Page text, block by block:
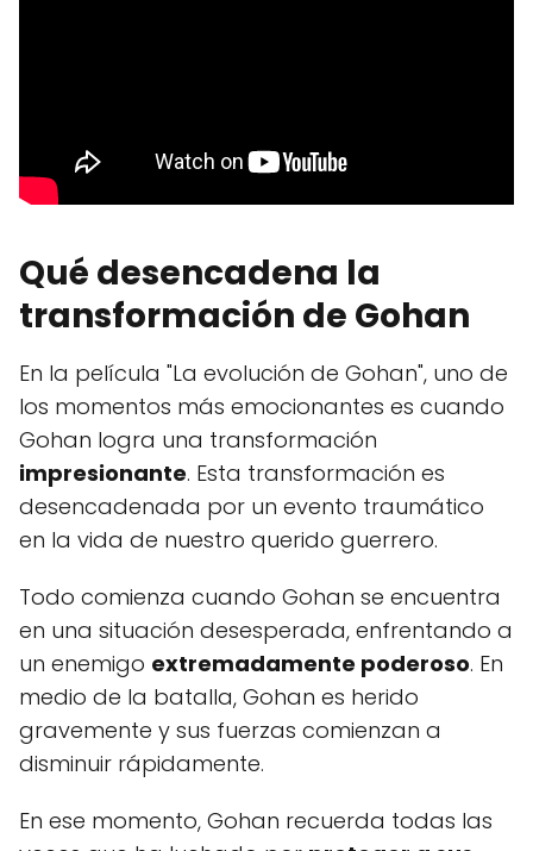
Qué desencadena la
transformación de Gohan
En la película "La evolución de Gohan", uno de
los momentos más emocionantes es cuando
Gohan logra una transformación
impresionante. Esta transformación es
desencadenada por un evento traumático
en la vida de nuestro querido guerrero.
Todo comienza cuando Gohan se encuentra
en una situación desesperada, enfrentando a
un enemigo extremadamente poderoso. En
medio de la batalla, Gohan es herido
gravemente y sus fuerzas comienzan a
disminuir rápidamente.
En ese momento, Gohan recuerda todas las